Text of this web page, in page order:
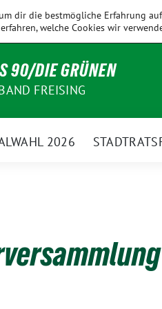
Eching Fahrenzhausen
90/DIE GRÜNEN
FREISING
2026
dir die bestmögliche Erfahrung
welche Cookies wir